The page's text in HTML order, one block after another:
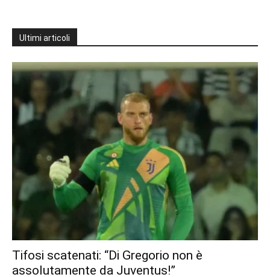
Ultimi articoli
Tifosi scatenati: “Di Gregorio non è
assolutamente da Juventus!”